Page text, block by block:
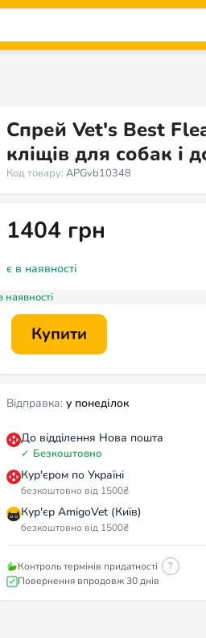
Спрей Vet's Best
кліщів для собак і
Код товару: APGvb10348
1404 грн
є в наявності
наявності
Купити
Відправка: у понеділок
До відділення Нова пошта
✓ Безкоштовно
Кур'єром по Україні
безкоштовно від 1500₴
Кур'єр AmigoVet (Київ)
безкоштовно від 1500₴
Контроль термінів придатності ?
Повернення впродовж 30 днів